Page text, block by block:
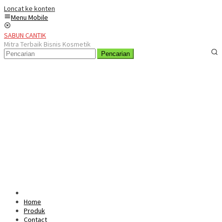
Loncat ke konten
Menu Mobile
SABUN CANTIK
Mitra Terbaik Bisnis Kosmetik
Pencarian
Home
Produk
Contact